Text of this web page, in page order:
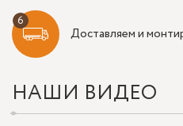
Доставляем и
НАШИ ВИДЕО